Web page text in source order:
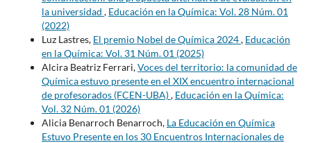
la universidad , Educación en la Química: Vol. 28 Núm. 01
(2022)
Luz Lastres, El premio Nobel de Química 2024, Educación
en la Química: Vol. 31 Núm. 01 (2025)
Alcira Beatriz Ferrari,Voces del territorio: la comunidad de
Química estuvo presente en el XIX encuentro internacional
de profesorados (FCEN-UBA), Educación en la Química:
Vol. 32 Núm. 01 (2026)
Alicia Benarroch Benarroch, La Educación en Química
Estuvo Presente en los 30 Encuentros Internacionales de